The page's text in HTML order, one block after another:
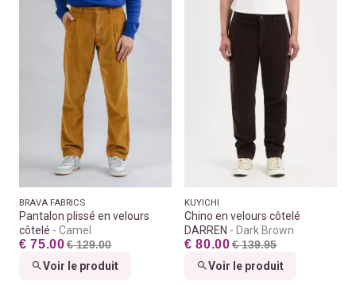
BRAVA FABRICS
Pantalon plissé en velours
côtelé
Camel
€ 75.00 € 129.00
Voir le produit
KUYICHI
Chino en velours côtelé
DARREN
Dark Brown
€ 80.00 € 139.95
Voir le produit